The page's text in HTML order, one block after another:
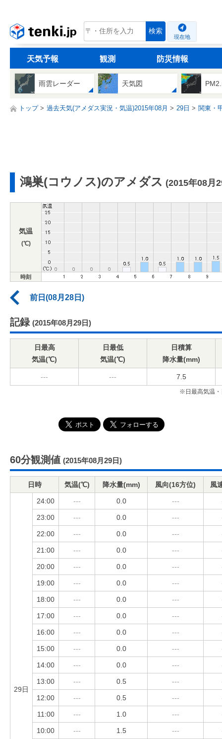
tenki.jp 検索
現在地
天気予報 観測 防災情報
雨雲レーダー 天気図
トップ 過去天気(アメダス実況・気温)2015年08月 29日 関東・
鴻巣(コウノス)のアメダス (2015年08月
気温
(℃)
時刻
前日(08月28日)
記録 (2015年08月29日)
日最高
気温(℃)
日最低
気温(℃)
日積算
降水量(mm)
--- --- 7.5
※日最高気温・
60分観測値 (2015年08月29日)
日時 気温(℃) 降水量(mm) 風向(16方位) 風
29日
24:00 --- 0.0 ---
23:00 --- 0.0 ---
22:00 --- 0.0 ---
21:00 --- 0.0 ---
20:00 --- 0.0 ---
19:00 --- 0.0 ---
18:00 --- 0.0 ---
17:00 --- 0.0 ---
16:00 --- 0.0 ---
15:00 --- 0.0 ---
14:00 --- 0.0 ---
13:00 --- 0.5 ---
12:00 --- 0.5 ---
11:00 --- 1.0 ---
10:00 --- 1.5 ---